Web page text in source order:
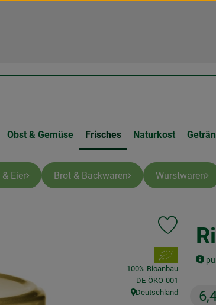
Obst & Gemüse Frisches Naturkost
Eier Brot & Backwaren Wurstwaren
Produkt zu
, Verband:
100% Bioanbau
, Kontrollstelle:
DE-ÖKO-001
, Herkunft:
Deutschland